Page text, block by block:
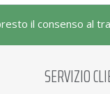
il consenso al
SERVIZIO